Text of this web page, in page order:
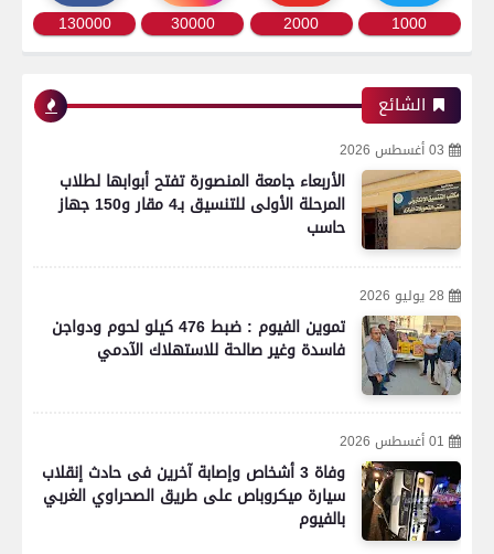
1000
2000
30000
130000
الشائع
03 أغسطس 2026
الأربعاء جامعة المنصورة تفتح أبوابها لطلاب
المرحلة الأولى للتنسيق بـ4 مقار و150 جهاز
حاسب
28 يوليو 2026
تموين الفيوم : ضبط 476 كيلو لحوم ودواجن
فاسدة وغير صالحة للاستهلاك الآدمي
01 أغسطس 2026
وفاة 3 أشخاص وإصابة آخرين فى حادث إنقلاب
سيارة ميكروباص على طريق الصحراوي الغربي
بالفيوم
اتحاد العاصمة الجزائرى بطلاً لكأس الكونفدرالية
الإفريقية للمرة الثانية في تاريخه
رياضة
الأول لمباراة الزمالك واتحاد العاصمة الجزائري فى
نهائي كأس الكونفدرالية الإفريقية